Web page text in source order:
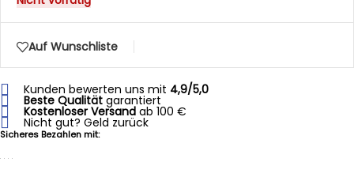
Auf Wunschliste
Kunden bewerten uns mit 4,9/5,0
Beste Qualität garantiert
Kostenloser Versand ab 100 €
Nicht gut? Geld zurück
Sicheres Bezahlen mit: